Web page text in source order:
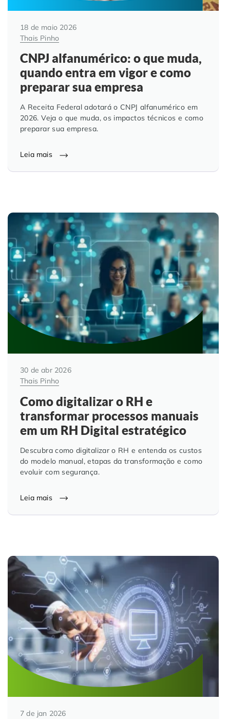
18 de maio 2026
Thais Pinho
CNPJ alfanumérico: o que muda,
quando entra em vigor e como
preparar sua empresa
A Receita Federal adotará o CNPJ alfanumérico em
2026. Veja o que muda, os impactos técnicos e como
preparar sua empresa.
Leia mais
30 de abr 2026
Thais Pinho
Como digitalizar o RH e
transformar processos manuais
em um RH Digital estratégico
Descubra como digitalizar o RH e entenda os custos
do modelo manual, etapas da transformação e como
evoluir com segurança.
Leia mais
7 de jan 2026